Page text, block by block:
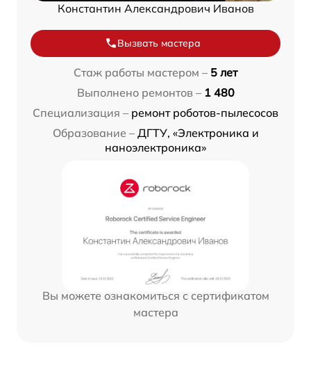
Константин Александрович Иванов
Вызвать мастера
Стаж работы мастером – 5 лет
Выполнено ремонтов – 1 480
Специализация – ремонт роботов-пылесосов
Образование – ДГТУ, «Электроника и
наноэлектроника»
Вы можете ознакомиться с сертификатом
мастера